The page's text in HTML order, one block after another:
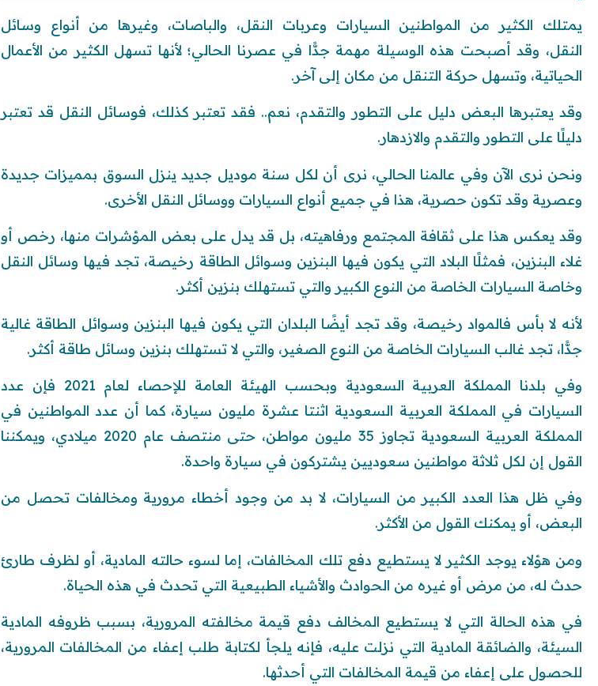
يمتلك الكثير من المواطنين السيارات وعربات النقل، والباصات، وغيرها من أنواع وسائل
النقل، وقد أصبحت هذه الوسيلة مهمة جدًّا في عصرنا الحالي؛ لأنها تسهل الكثير من الأعمال
الحياتية، وتسهل حركة التنقل من مكان إلى آخر.
وقد يعتبرها البعض دليل على التطور والتقدم، نعم.. فقد تعتبر كذلك، فوسائل النقل قد تعتبر
دليلًا على التطور والتقدم والازدهار.
ونحن نرى الآن وفي عالمنا الحالي، نرى أن لكل سنة موديل جديد ينزل السوق بمميزات جديدة
وعصرية وقد تكون حصرية، هذا في جميع أنواع السيارات ووسائل النقل الأخرى.
وقد يعكس هذا على ثقافة المجتمع ورفاهيته، بل قد يدل على بعض المؤشرات منها، رخص أو
غلاء البنزين، فمثلًا البلاد التي يكون فيها البنزين وسوائل الطاقة رخيصة، تجد فيها وسائل النقل
وخاصة السيارات الخاصة من النوع الكبير والتي تستهلك بنزين أكثر.
لأنه لا بأس فالمواد رخيصة، وقد تجد أيضًا البلدان التي يكون فيها البنزين وسوائل الطاقة غالية
جدًّا، تجد غالب السيارات الخاصة من النوع الصغير، والتي لا تستهلك بنزين وسائل طاقة أكثر.
وفي بلدنا المملكة العربية السعودية وبحسب الهيئة العامة للإحصاء لعام 2021 فإن عدد
السيارات في المملكة العربية السعودية اثنتا عشرة مليون سيارة، كما أن عدد المواطنين في
المملكة العربية السعودية تجاوز 35 مليون مواطن، حتى منتصف عام 2020 ميلادي، ويمكننا
القول إن لكل ثلاثة مواطنين سعوديين يشتركون في سيارة واحدة.
وفي ظل هذا العدد الكبير من السيارات، لا بد من وجود أخطاء مرورية ومخالفات تحصل من
البعض، أو يمكنك القول من الأكثر.
ومن هؤلاء يوجد الكثير لا يستطيع دفع تلك المخالفات، إما لسوء حالته المادية، أو لظرف طارئ
حدث له، من مرض أو غيره من الحوادث والأشياء الطبيعية التي تحدث في هذه الحياة.
في هذه الحالة التي لا يستطيع المخالف دفع قيمة مخالفته المرورية، بسبب ظروفه المادية
السيئة، والضائقة المادية التي نزلت عليه، فإنه يلجأ لكتابة طلب إعفاء من المخالفات المرورية،
للحصول على إعفاء من قيمة المخالفات التي أحدثها.